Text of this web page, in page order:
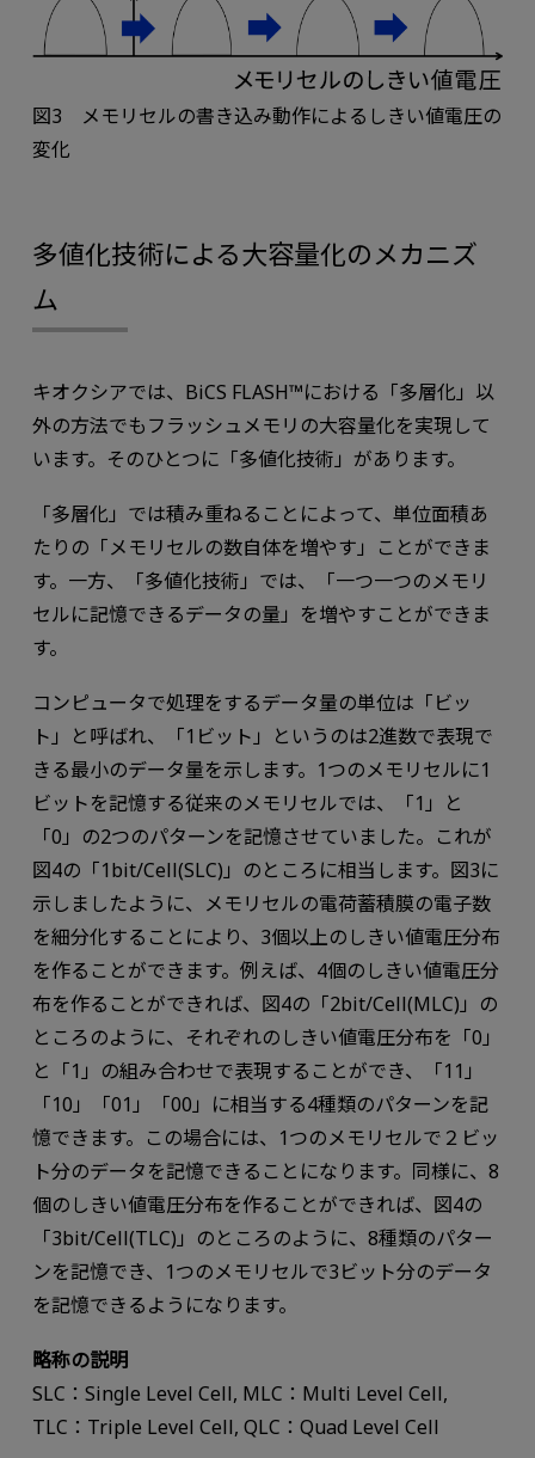
図3 メモリセルの書き込み動作によるしきい値電圧の
変化
多値化技術による大容量化のメカニズ
ム
キオクシアでは、BiCS FLASH™における「多層化」以
外の方法でもフラッシュメモリの大容量化を実現して
います。そのひとつに「多値化技術」があります。
「多層化」では積み重ねることによって、単位面積あ
たりの「メモリセルの数自体を増やす」ことができま
す。一方、「多値化技術」では、「一つ一つのメモリ
セルに記憶できるデータの量」を増やすことができま
す。
コンピュータで処理をするデータ量の単位は「ビッ
ト」と呼ばれ、「1ビット」というのは2進数で表現で
きる最小のデータ量を示します。1つのメモリセルに1
ビットを記憶する従来のメモリセルでは、「1」と
「0」の2つのパターンを記憶させていました。これが
図4の「1bit/Cell(SLC)」のところに相当します。図3に
示しましたように、メモリセルの電荷蓄積膜の電子数
を細分化することにより、3個以上のしきい値電圧分布
を作ることができます。例えば、4個のしきい値電圧分
布を作ることができれば、図4の「2bit/Cell(MLC)」の
ところのように、それぞれのしきい値電圧分布を「0」
と「1」の組み合わせで表現することができ、「11」
「10」「01」「00」に相当する4種類のパターンを記
憶できます。この場合には、1つのメモリセルで２ビッ
ト分のデータを記憶できることになります。同様に、8
個のしきい値電圧分布を作ることができれば、図4の
「3bit/Cell(TLC)」のところのように、8種類のパター
ンを記憶でき、1つのメモリセルで3ビット分のデータ
を記憶できるようになります。
略称の説明
SLC：Single Level Cell, MLC：Multi Level Cell,
TLC：Triple Level Cell, QLC：Quad Level Cell